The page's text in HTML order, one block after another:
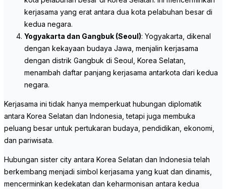
kerjasama yang erat antara dua kota pelabuhan besar di
kedua negara.
Yogyakarta dan Gangbuk (Seoul): Yogyakarta, dikenal
dengan kekayaan budaya Jawa, menjalin kerjasama
dengan distrik Gangbuk di Seoul, Korea Selatan,
menambah daftar panjang kerjasama antarkota dari kedua
negara.
Kerjasama ini tidak hanya memperkuat hubungan diplomatik
antara Korea Selatan dan Indonesia, tetapi juga membuka
peluang besar untuk pertukaran budaya, pendidikan, ekonomi,
dan pariwisata.
Hubungan sister city antara Korea Selatan dan Indonesia telah
berkembang menjadi simbol kerjasama yang kuat dan dinamis,
mencerminkan kedekatan dan keharmonisan antara kedua